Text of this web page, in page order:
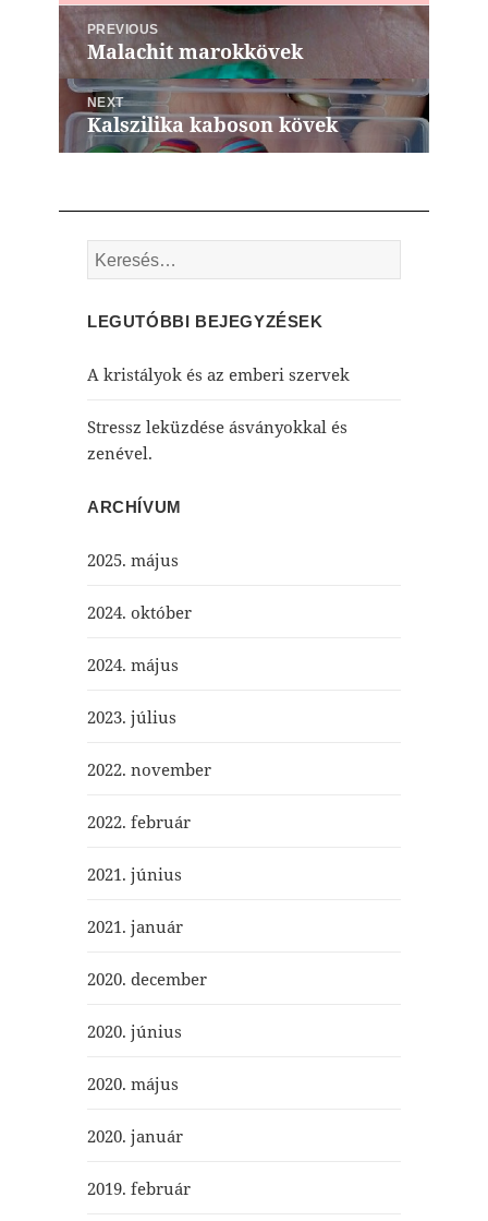
Bejegyzés
navigáció
PREVIOUS
Previous
post:
Malachit marokkövek
NEXT
Next
post:
Kalszilika kaboson kövek
Keresés:
LEGUTÓBBI BEJEGYZÉSEK
A kristályok és az emberi szervek
Stressz leküzdése ásványokkal és
zenével.
ARCHÍVUM
2025. május
2024. október
2024. május
2023. július
2022. november
2022. február
2021. június
2021. január
2020. december
2020. június
2020. május
2020. január
2019. február